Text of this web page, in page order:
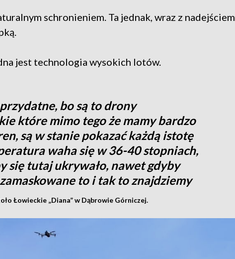
schronieniem. Ta jednak, wraz z nadejściem
jest technologia wysokich lotów.
bo są to drony
które mimo tego że mamy bardzo
są w stanie pokazać każdą istotę
waha się w 36-40 stopniach,
się tutaj ukrywało, nawet gdyby
to i tak to znajdziemy
Łowieckie „Diana” w Dąbrowie Górniczej.